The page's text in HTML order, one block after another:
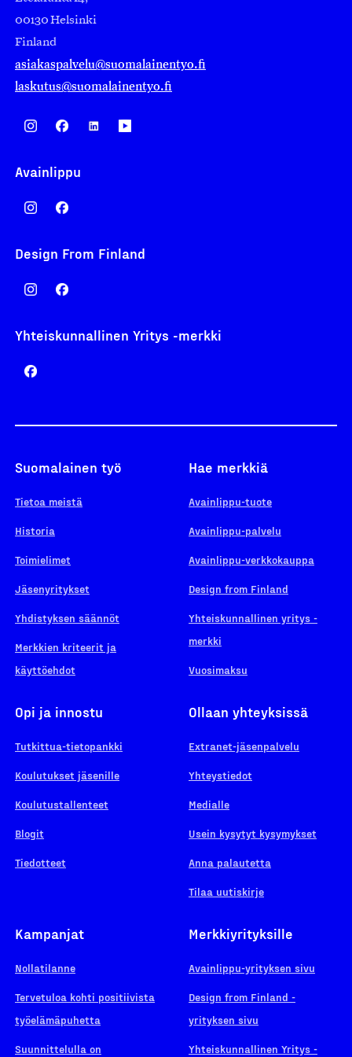
00130 Helsinki
Finland
asiakaspalvelu@suomalainentyo.fi
laskutus@suomalainentyo.fi
Avainlippu
Design From Finland
Yhteiskunnallinen Yritys -merkki
Suomalainen työ
Tietoa meistä
Historia
Toimielimet
Jäsenyritykset
Yhdistyksen säännöt
Merkkien kriteerit ja
käyttöehdot
Hae merkkiä
Avainlippu-tuote
Avainlippu-palvelu
Avainlippu-verkkokauppa
Design from Finland
Yhteiskunnallinen yritys -
merkki
Vuosimaksu
Opi ja innostu
Tutkittua-tietopankki
Koulutukset jäsenille
Koulutustallenteet
Blogit
Tiedotteet
Ollaan yhteyksissä
Extranet-jäsenpalvelu
Yhteystiedot
Medialle
Usein kysytyt kysymykset
Anna palautetta
Tilaa uutiskirje
Kampanjat
Nollatilanne
Tervetuloa kohti positiivista
työelämäpuhetta
Suunnittelulla on
Merkkiyrityksille
Avainlippu-yrityksen sivu
Design from Finland -
yrityksen sivu
Yhteiskunnallinen Yritys -